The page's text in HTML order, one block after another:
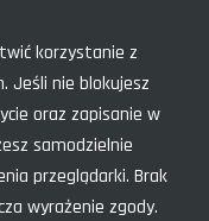
korzystanie z
Jeśli nie blokujesz
oraz zapisanie w
samodzielnie
przeglądarki. Brak
wyrażenie zgody.